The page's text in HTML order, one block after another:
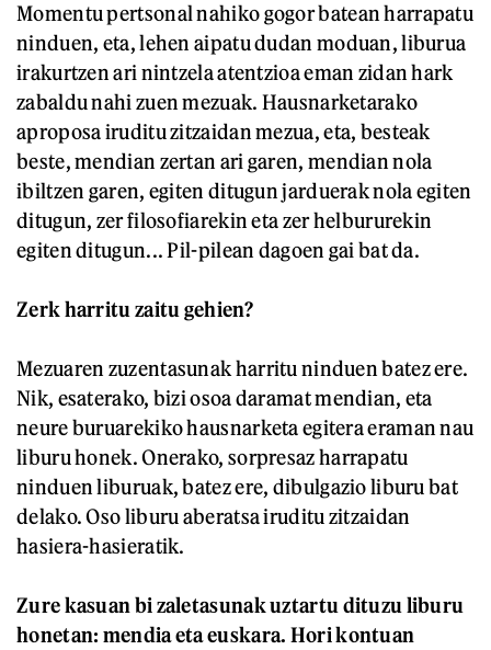
Momentu pertsonal nahiko gogor batean harrapatu
ninduen, eta, lehen aipatu dudan moduan, liburua
irakurtzen ari nintzela atentzioa eman zidan hark
zabaldu nahi zuen mezuak. Hausnarketarako
aproposa iruditu zitzaidan mezua, eta, besteak
beste, mendian zertan ari garen, mendian nola
ibiltzen garen, egiten ditugun jarduerak nola egiten
ditugun, zer filosofiarekin eta zer helbururekin
egiten ditugun... Pil-pilean dagoen gai bat da.
Zerk harritu zaitu gehien?
Mezuaren zuzentasunak harritu ninduen batez ere.
Nik, esaterako, bizi osoa daramat mendian, eta
neure buruarekiko hausnarketa egitera eraman nau
liburu honek. Onerako, sorpresaz harrapatu
ninduen liburuak, batez ere, dibulgazio liburu bat
delako. Oso liburu aberatsa iruditu zitzaidan
hasiera-hasieratik.
Zure kasuan bi zaletasunak uztartu dituzu liburu
honetan: mendia eta euskara. Hori kontuan